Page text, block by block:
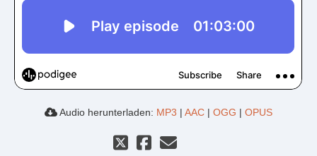
Audio herunterladen: MP3 | AAC | OGG | OPUS